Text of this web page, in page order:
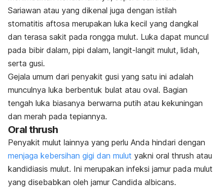
Sariawan atau yang dikenal juga dengan istilah
stomatitis aftosa merupakan luka kecil yang dangkal
dan terasa sakit pada rongga mulut. Luka dapat muncul
pada bibir dalam, pipi dalam, langit-langit mulut, lidah,
serta gusi.
Gejala umum dari penyakit gusi yang satu ini adalah
munculnya luka berbentuk bulat atau oval. Bagian
tengah luka biasanya berwarna putih atau kekuningan
dan merah pada tepiannya.
Oral thrush
Penyakit mulut lainnya yang perlu Anda hindari dengan
menjaga kebersihan gigi dan mulut yakni oral thrush atau
kandidiasis mulut. Ini merupakan infeksi jamur pada mulut
yang disebabkan oleh jamur Candida albicans.